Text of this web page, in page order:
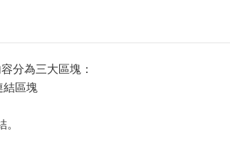
分為三大區塊：
結區塊